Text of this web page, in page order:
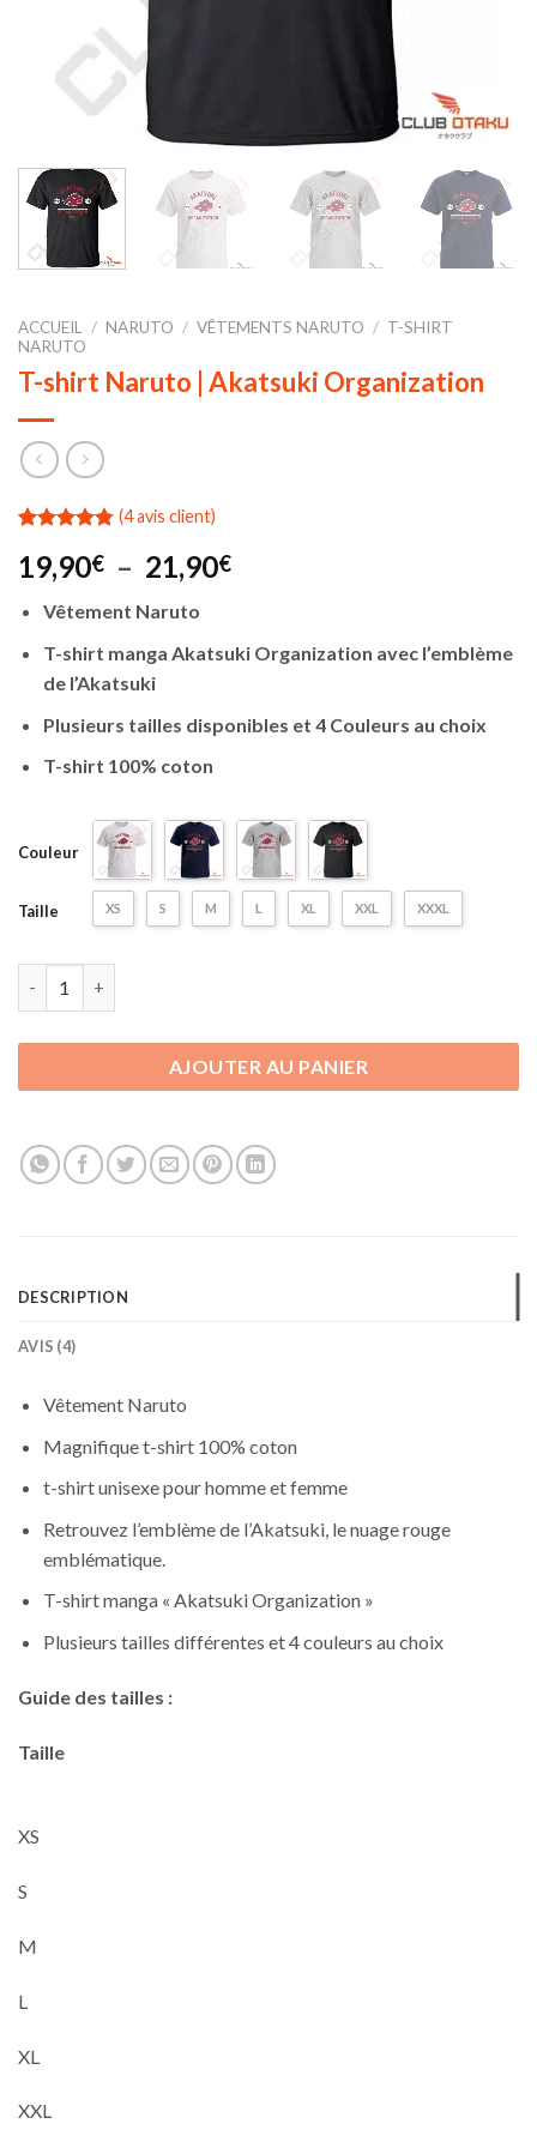
ACCUEIL / NARUTO / VÊTEMENTS NARUTO / T-SHIRT
NARUTO
T-shirt Naruto | Akatsuki Organization
sur 5 basé
sur
notations
client
(4avis client)
19,90€ – 21,90€Plage
19,90€
Vêtement Naruto
T-shirt manga Akatsuki Organization avec l’emblème
de l’Akatsuki
Plusieurs tailles disponibles et 4 Couleurs au choix
T-shirt 100% coton
Couleur
Taille XS S M L XL XXL XXXL
AJOUTER AU PANIER
DESCRIPTION
AVIS (4)
Vêtement Naruto
Magnifique t-shirt 100% coton
t-shirt unisexe pour homme et femme
Retrouvez l’emblème de l’Akatsuki, le nuage rouge
emblématique.
T-shirt manga « Akatsuki Organization »
Plusieurs tailles différentes et 4 couleurs au choix
Guide des tailles :
Taille
XS
S
M
L
XL
XXL